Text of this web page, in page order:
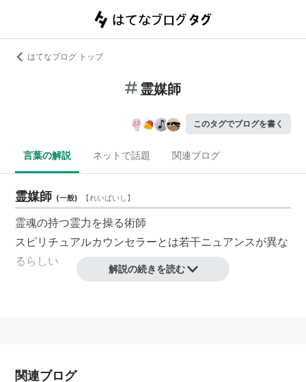
はてなブログ トップ
霊媒師
このタグでブログを書く
言葉の解説 ネットで話題 関連ブログ
霊媒師 (一般) 【れいばいし 】
霊魂の持つ霊力を操る術師
スピリチュアルカウンセラーとは若干ニュアンスが異な
るらしい
解説の続きを読む
関連ブログ